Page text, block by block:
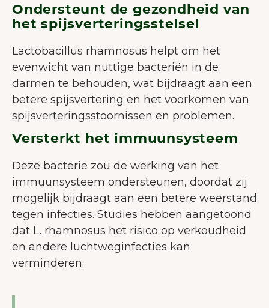
Ondersteunt de gezondheid van
het spijsverteringsstelsel
Lactobacillus rhamnosus helpt om het
evenwicht van nuttige bacteriën in de
darmen te behouden, wat bijdraagt aan een
betere spijsvertering en het voorkomen van
spijsverteringsstoornissen en problemen.
Versterkt het immuunsysteem
Deze bacterie zou de werking van het
immuunsysteem ondersteunen, doordat zij
mogelijk bijdraagt aan een betere weerstand
tegen infecties. Studies hebben aangetoond
dat L. rhamnosus het risico op verkoudheid
en andere luchtweginfecties kan
verminderen.